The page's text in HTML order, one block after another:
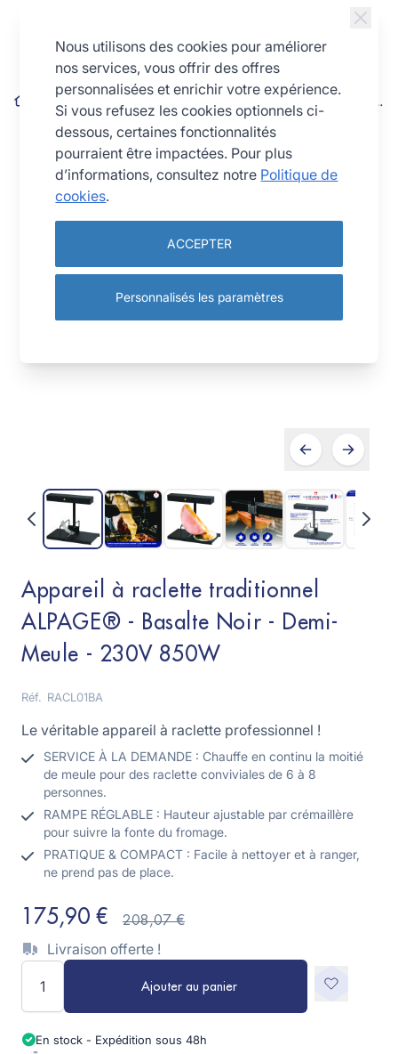
Appareil à raclette traditionnel ALPAGE® - Basalte Noir - Demi-
Meule - 230V 850W
Appareil à raclette traditionnel
ALPAGE® - Basalte Noir - Demi-
Meule - 230V 850W
Réf. RACL01BA
Le véritable appareil à raclette professionnel !
SERVICE À LA DEMANDE : Chauffe en continu la moitié
de meule pour des raclette conviviales de 6 à 8
personnes.
RAMPE RÉGLABLE : Hauteur ajustable par crémaillère
pour suivre la fonte du fromage.
PRATIQUE & COMPACT : Facile à nettoyer et à ranger,
ne prend pas de place.
175,90 € 208,07 €
Livraison offerte !
Ajouter au panier
En stock - Expédition sous 48h
Nous utilisons des cookies pour améliorer
nos services, vous offrir des offres
personnalisées et enrichir votre expérience.
Si vous refusez les cookies optionnels ci-
dessous, certaines fonctionnalités
pourraient être impactées. Pour plus
d’informations, consultez notre Politique de
cookies.
ACCEPTER
Personnalisés les paramètres